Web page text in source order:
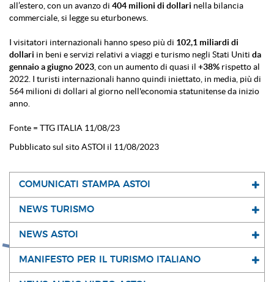
all’estero, con un avanzo di 404 milioni di dollari nella bilancia
commerciale, si legge su eturbonews
I visitatori internazionali hanno speso più di 102,1 miliardi di
dollari in beni e servizi relativi a viaggi e turismo negli Stati Uniti da
gennaio a giugno 2023 , con un aumento di quasi il +38% rispetto al
2022. I turisti internazionali hanno quindi iniettato, in media, più di
564 milioni di dollari al giorno nell'economia statunitense da inizio
anno.
Fonte = TTG ITALIA 11/08/23
Pubblicato sul sito ASTOI il 11/08/2023
COMUNICATI STAMPA ASTOI
NEWS TURISMO
NEWS ASTOI
MANIFESTO PER IL TURISMO ITALIANO